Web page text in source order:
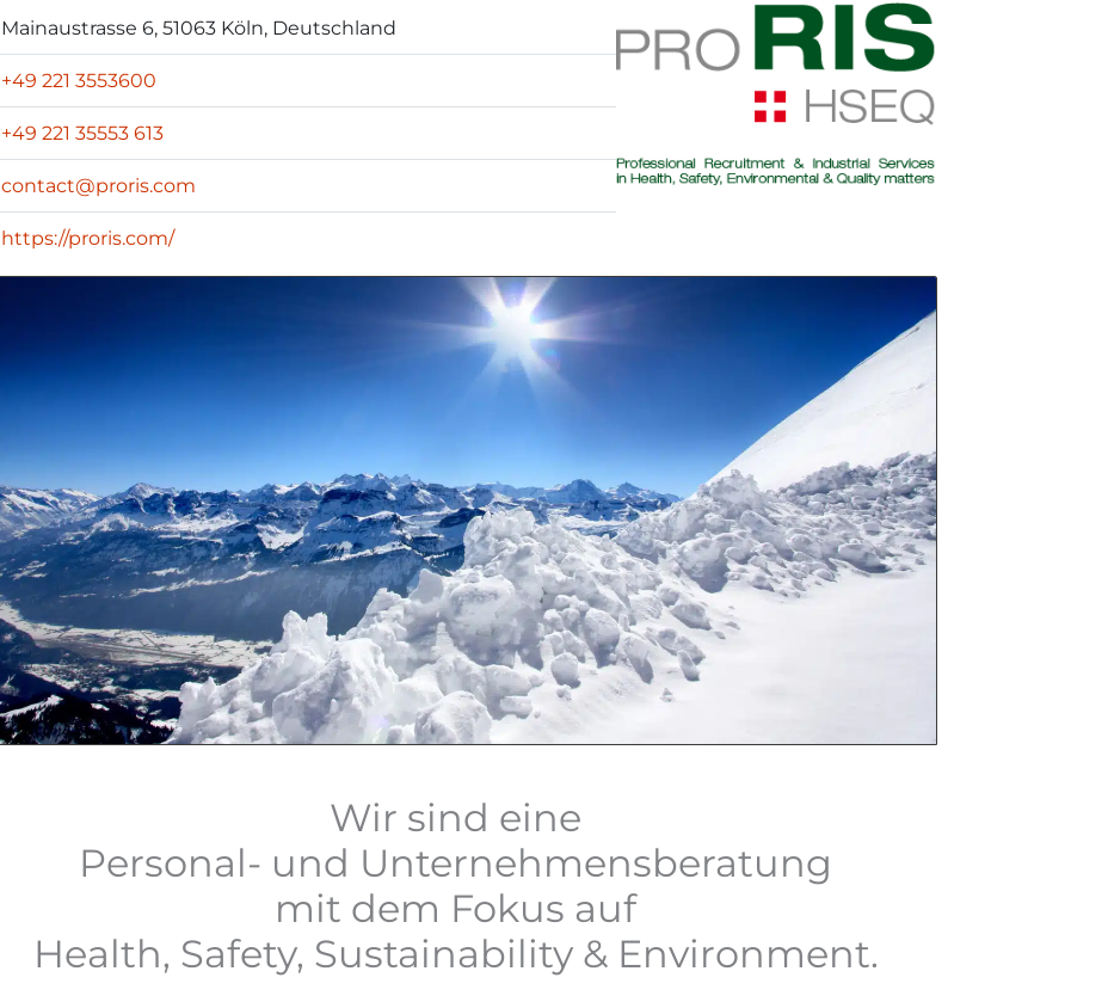
Mainaustrasse 6, 51063 Köln, Deutschland
+49 221 3553600
+49 221 35553 613
contact@proris.com
https://proris.com/
Wir sind eine
Personal- und Unternehmensberatung
mit dem Fokus auf
Health, Safety, Sustainability & Environment.